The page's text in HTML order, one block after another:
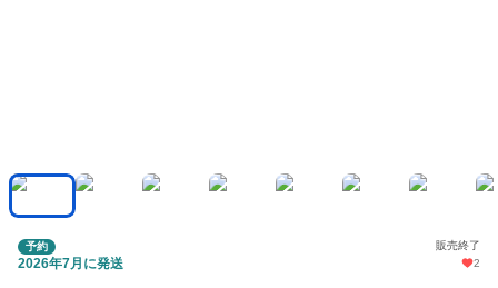
予約 販売終了
2026年7月に発送 2